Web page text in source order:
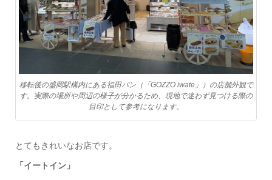
移転後の盛岡駅構内にある福田パン（「GOZZO iwate」）の店舗外観で
す。実際の場所や周辺の様子が分かるため、現地で迷わず見つける際の
目印として参考になります。
とてもきれいなお店です。
「イートイン」